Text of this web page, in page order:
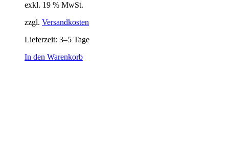
exkl. 19 % MwSt.
zzgl. Versandkosten
Lieferzeit: 3–5 Tage
In den Warenkorb